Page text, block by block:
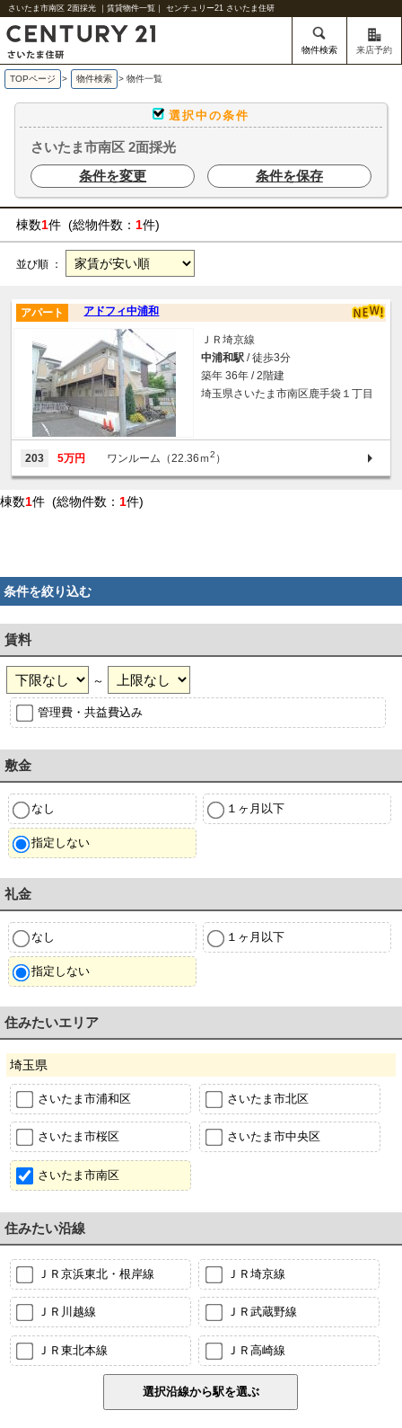
さいたま市南区 2面採光 ｜賃貸物件一覧｜ センチュリー21 さいたま住研
物件検索 来店予約
TOPページ > 物件検索 > 物件一覧
選択中の条件
さいたま市南区 2面採光
条件を変更
条件を保存
棟数1件 (総物件数： 1件)
並び順 ：
アドフィ中浦和
アパート
ＪＲ埼京線
中浦和駅 / 徒歩3分
築年 36年 / 2階建
埼玉県さいたま市南区鹿手袋１丁目
203 5万円 ワンルーム（22.36ｍ2 ）
棟数1件 (総物件数： 1件)
条件を絞り込む
賃料
～
管理費・共益費込み
敷金
なし １ヶ月以下
指定しない
礼金
なし １ヶ月以下
指定しない
住みたいエリア
埼玉県
さいたま市浦和区 さいたま市北区
さいたま市桜区 さいたま市中央区
さいたま市南区
住みたい沿線
ＪＲ京浜東北・根岸線 ＪＲ埼京線
ＪＲ川越線 ＪＲ武蔵野線
ＪＲ東北本線 ＪＲ高崎線